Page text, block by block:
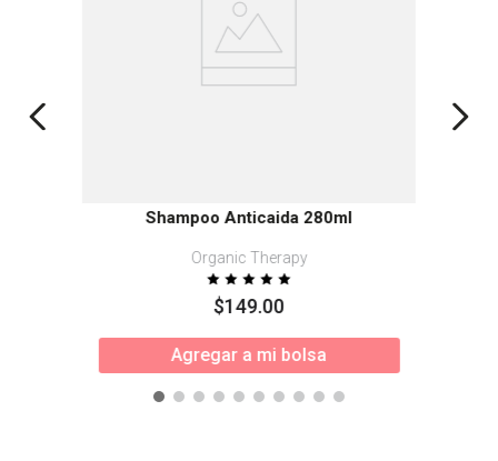
Shampoo Anticaida 280ml
Organic Therapy
$149.00
Agregar a mi bolsa